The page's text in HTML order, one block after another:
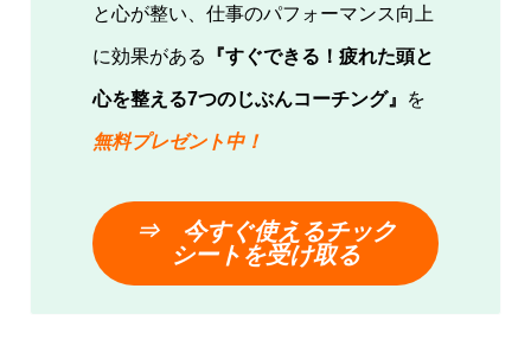
と心が整い、仕事のパフォーマンス向上
に効果がある 『すぐできる！疲れた頭と
心を整える7つのじぶんコーチング』 を
無料プレゼント中！
⇒ 今すぐ使えるチック
シートを受け取る